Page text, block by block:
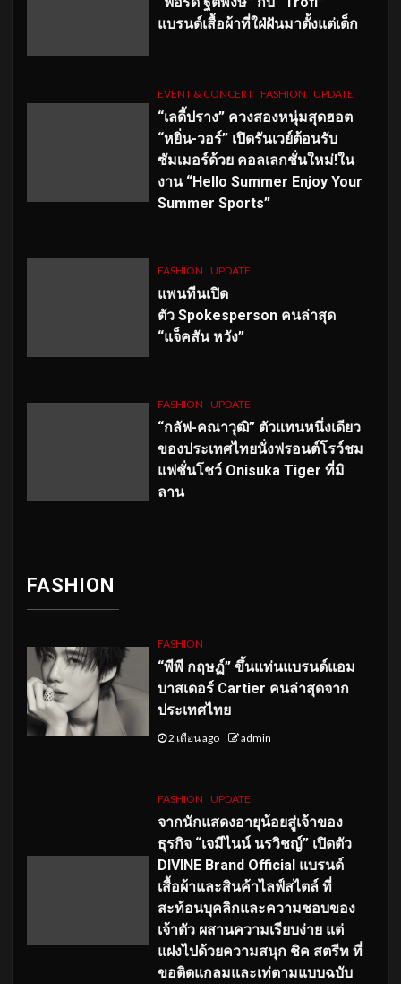
แบรนด์เสื้อผ้าที่ใฝ่ฝันมาตั้งแต่เด็ก
EVENT & CONCERT FASHION UPDATE
“เลดี้ปราง” ควงสองหนุ่มสุดฮอต
“หยิ่น-วอร์” เปิดรันเวย์ต้อนรับ
ซัมเมอร์ด้วย คอลเลกชั่นใหม่!ใน
งาน “Hello Summer Enjoy Your
Summer Sports”
FASHION UPDATE
แพนทีนเปิด
ตัว Spokesperson คนล่าสุด
“แจ็คสัน หวัง”
FASHION UPDATE
“กลัฟ-คณาวุฒิ” ตัวแทนหนึ่งเดียว
ของประเทศไทยนั่งฟรอนต์โรว์ชม
แฟชั่นโชว์ Onisuka Tiger ที่มิ
ลาน
FASHION
FASHION
“พีพี กฤษฏ์” ขึ้นแท่นแบรนด์แอม
บาสเดอร์ Cartier คนล่าสุดจาก
ประเทศไทย
2 เดือน ago admin
FASHION UPDATE
จากนักแสดงอายุน้อยสู่เจ้าของ
ธุรกิจ “เจมีไนน์ นรวิชญ์” เปิดตัว
DIVINE Brand Official แบรนด์
เสื้อผ้าและสินค้าไลฟ์สไตล์ ที่
สะท้อนบุคลิกและความชอบของ
เจ้าตัว ผสานความเรียบง่าย แต่
แฝงไปด้วยความสนุก ชิค สตรีท ที่
ขอติดแกลมและเท่ตามแบบฉบับ